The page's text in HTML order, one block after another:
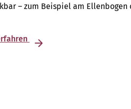
– zum Beispiel am Ellenbogen